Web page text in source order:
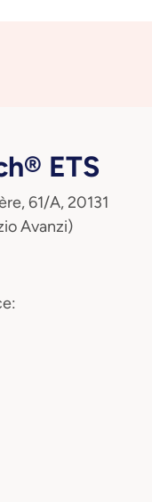
ETS
61/A, 20131
Avanzi)